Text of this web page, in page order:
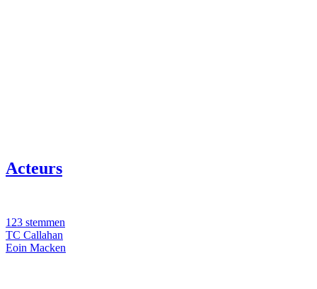
Acteurs
123 stemmen
TC Callahan
Eoin Macken